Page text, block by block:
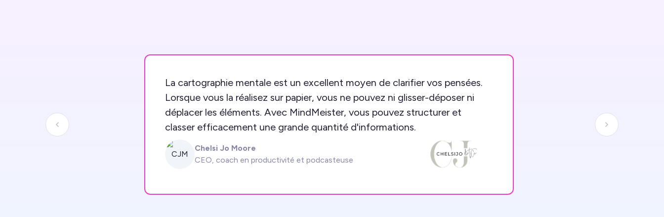
La cartographie mentale est un excellent moyen de clarifier vos pensées.
Lorsque vous la réalisez sur papier, vous ne pouvez ni glisser-déposer ni
déplacer les éléments. Avec MindMeister, vous pouvez structurer et
classer efficacement une grande quantité d'informations.
CJM
Chelsi Jo Moore
CEO, coach en productivité et podcasteuse
Previous slide Next slide